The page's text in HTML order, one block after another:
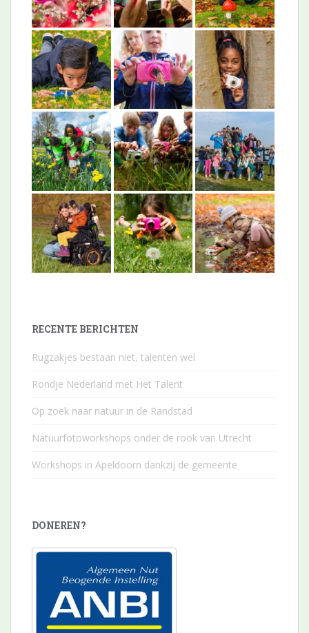
RECENTE BERICHTEN
Rugzakjes bestaan niet, talenten wel
Rondje Nederland met Het Talent
Op zoek naar natuur in de Randstad
Natuurfotoworkshops onder de rook van Utrecht
Workshops in Apeldoorn dankzij de gemeente
DONEREN?